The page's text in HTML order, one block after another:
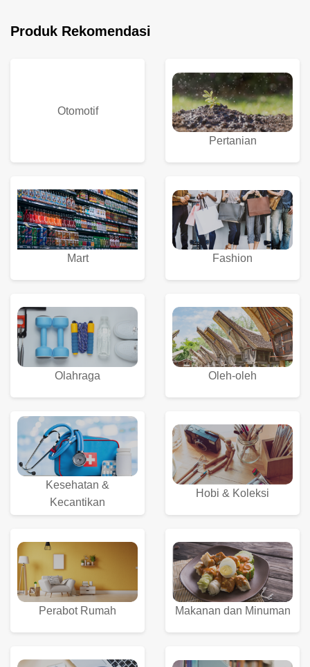
Produk Rekomendasi
Otomotif
Pertanian
Mart Fashion
Olahraga Oleh-oleh
Kesehatan &
Kecantikan
Hobi & Koleksi
Perabot Rumah Makanan dan Minuman